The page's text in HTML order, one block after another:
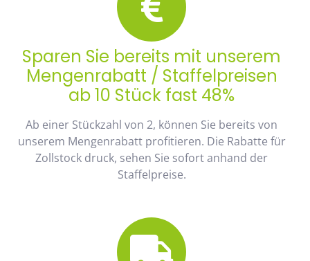
Sparen Sie bereits mit unserem
Mengenrabatt / Staffelpreisen
ab 10 Stück fast 48%
Ab einer Stückzahl von 2, können Sie bereits von
unserem Mengenrabatt profitieren. Die Rabatte für
Zollstock druck, sehen Sie sofort anhand der
Staffelpreise.